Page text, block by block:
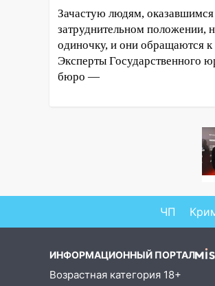
15:47 На улице
сбили курьера:
в Ульяновске
15:15
В Ульяновске
движение по улице
14:23 67% ульяновцев
передумать
им повысят зарплату
14:01 Инсценировали
получили более 4,6
Зачастую людям, оказавшимся
затруднительном положении,
одиночку, и они обращаются
Эксперты Государственного
бюро —
ЧП
ИНФОРМАЦИОННЫЙ ПОРТАЛ
Возрастная категория 18+